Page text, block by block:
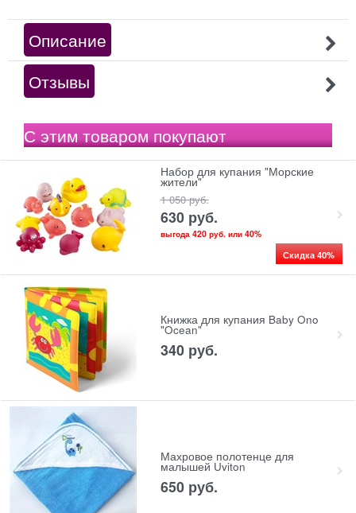
Описание
Отзывы
С этим товаром покупают
Набор для купания "Морские
жители"
1 050 руб.
630 руб.
выгода 420 руб.или 40%
Скидка 40%
Книжка для купания Baby Ono
"Ocean"
340 руб.
Махровое полотенце для
малышей Uviton
650 руб.